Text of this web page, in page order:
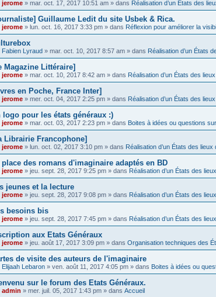
jerome » mar. oct. 17, 2017 10:51 am » dans Réalisation d’un États des
Guillaume Ledit du site Usbek & Rica.
jerome » lun. oct. 16, 2017 3:33 pm » dans Réflexion pour améliorer la
Fabien Lyraud » mar. oct. 10, 2017 8:57 am » dans Réalisation d’un États
Magazine Littéraire]
jerome » mar. oct. 10, 2017 8:42 am » dans Réalisation d’un États des
en Poche, France Inter]
jerome » mer. oct. 04, 2017 2:25 pm » dans Réalisation d’un États des
logo pour les états généraux :)
jerome » mar. oct. 03, 2017 2:23 pm » dans Boites à idées ou questions
Librairie Francophone]
jerome » lun. oct. 02, 2017 3:10 pm » dans Réalisation d’un États des lieux
place des romans d'imaginaire adaptés en BD
jerome » jeu. sept. 28, 2017 9:25 pm » dans Réalisation d’un États des
jeunes et la lecture
jerome » jeu. sept. 28, 2017 9:08 pm » dans Réalisation d’un États des
besoins bis
jerome » jeu. sept. 28, 2017 7:45 pm » dans Réalisation d’un États des
aux Etats Généraux
jerome » jeu. août 17, 2017 3:09 pm » dans Organisation techniques des
de visite des auteurs de l'imaginaire
Elijaah Lebaron » ven. août 11, 2017 4:05 pm » dans Boites à idées ou
sur le forum des Etats Généraux.
admin » mer. juil. 05, 2017 1:43 pm » dans Accueil